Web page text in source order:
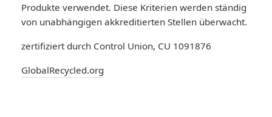
Produkte verwendet. Diese Kriterien werden ständig
von unabhängigen akkreditierten Stellen überwacht.
zertifiziert durch Control Union, CU 1091876
GlobalRecycled.org